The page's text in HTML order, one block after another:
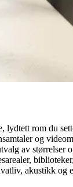
lydtett rom du
og
av størrelser
akustikk og